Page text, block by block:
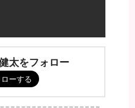
太をフォロー